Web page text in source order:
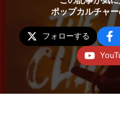
ポップカルチャ
フォローする